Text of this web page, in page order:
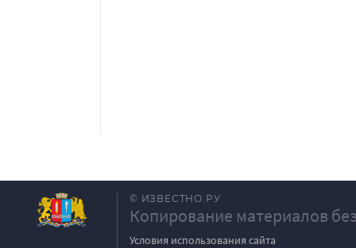
© ИЗВЕСТНО.РУ
Копирование материалов
Условия использования сайта